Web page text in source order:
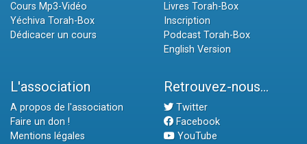
Cours Mp3-Vidéo
Yéchiva Torah-Box
Dédicacer un cours
Livres Torah-Box
Inscription
Podcast Torah-Box
English Version
L'association
A propos de l'association
Faire un don !
Mentions légales
Retrouvez-nous...
Twitter
Facebook
YouTube